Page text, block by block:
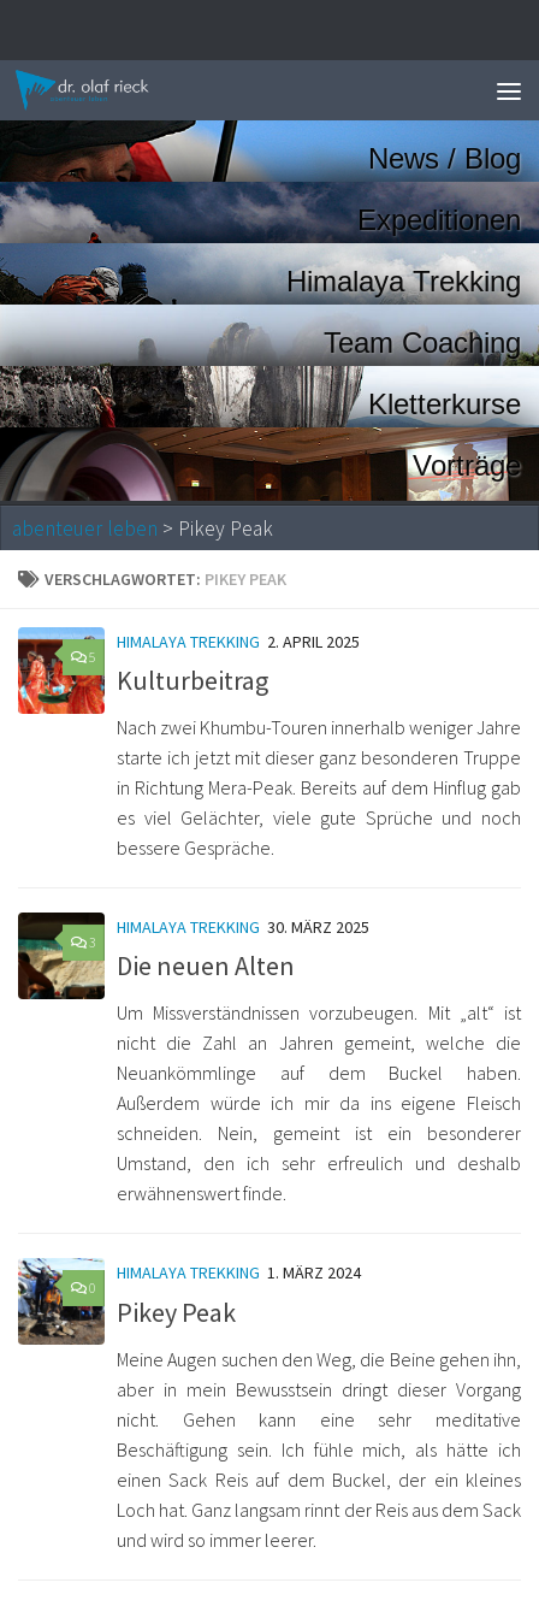
News / Blog
Expeditionen
Himalaya Trekking
Team Coaching
Kletterkurse
Vorträge
abenteuer leben > Pikey Peak
VERSCHLAGWORTET: PIKEY PEAK
5
HIMALAYA TREKKING 2. APRIL 2025
Kulturbeitrag
Nach zwei Khumbu-Touren innerhalb weniger Jahre
starte ich jetzt mit dieser ganz besonderen Truppe
in Richtung Mera-Peak. Bereits auf dem Hinflug gab
es viel Gelächter, viele gute Sprüche und noch
bessere Gespräche.
3
HIMALAYA TREKKING 30. MÄRZ 2025
Die neuen Alten
Um Missverständnissen vorzubeugen. Mit „alt“ ist
nicht die Zahl an Jahren gemeint, welche die
Neuankömmlinge auf dem Buckel haben.
Außerdem würde ich mir da ins eigene Fleisch
schneiden. Nein, gemeint ist ein besonderer
Umstand, den ich sehr erfreulich und deshalb
erwähnenswert finde.
0
HIMALAYA TREKKING 1. MÄRZ 2024
Pikey Peak
Meine Augen suchen den Weg, die Beine gehen ihn,
aber in mein Bewusstsein dringt dieser Vorgang
nicht. Gehen kann eine sehr meditative
Beschäftigung sein. Ich fühle mich, als hätte ich
einen Sack Reis auf dem Buckel, der ein kleines
Loch hat. Ganz langsam rinnt der Reis aus dem Sack
und wird so immer leerer.